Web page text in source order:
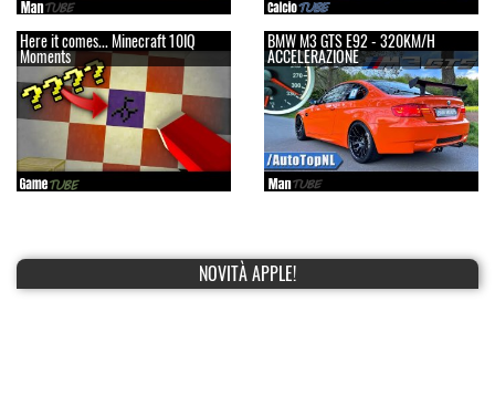
Here it comes... Minecraft 10IQ
Moments
BMW M3 GTS E92 - 320KM/H
ACCELERAZIONE
NOVITÀ APPLE!